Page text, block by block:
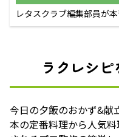
レタスクラブ編集部員が
ラクレシ
今日の夕飯のおかず&献
本の定番料理から人気